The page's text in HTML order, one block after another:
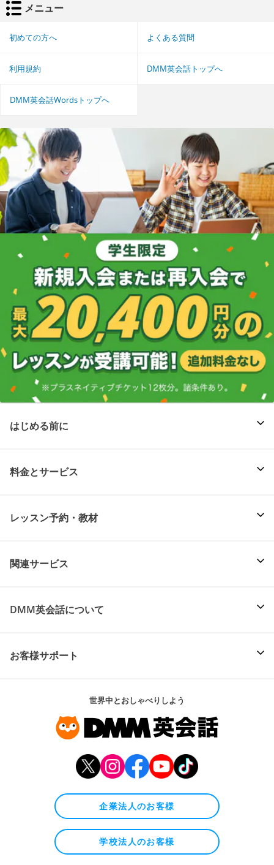
メニュー
初めての方へ よくある質問
利用規約 DMM英会話トップへ
DMM英会話Wordsトップへ
はじめる前に
料金とサービス
レッスン予約・教材
関連サービス
DMM英会話について
お客様サポート
世界中とおしゃべりしよう
企業法人のお客様
学校法人のお客様